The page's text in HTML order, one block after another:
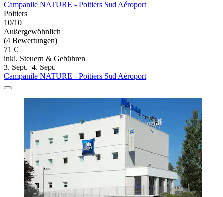
Campanile NATURE - Poitiers Sud Aéroport
Poitiers
10/10
Außergewöhnlich
(4 Bewertungen)
71 €
inkl. Steuern & Gebühren
3. Sept.–4. Sept.
Campanile NATURE - Poitiers Sud Aéroport